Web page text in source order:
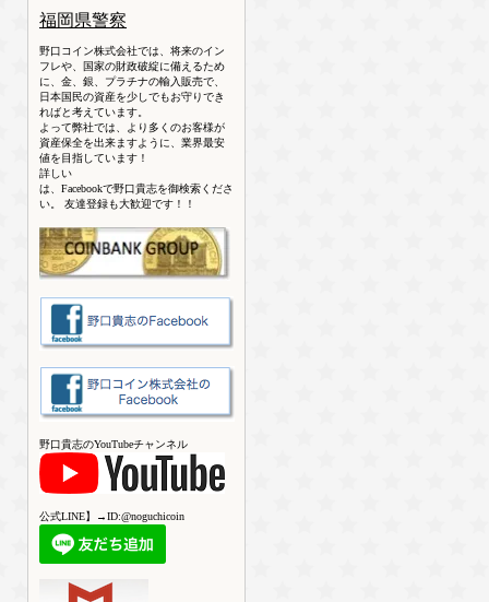
福岡県警察
野口コイン株式会社では、将来のイン
フレや、国家の財政破綻に備えるため
に、金、銀、プラチナの輸入販売で、
日本国民の資産を少しでもお守りでき
ればと考えています。
よって弊社では、より多くのお客様が
資産保全を出来ますように、業界最安
値を目指しています！
詳しい
は、Facebookで野口貴志を御検索くださ
い。 友達登録も大歓迎です！！
野口貴志のYouTubeチャンネル
公式LINE】→ID:@noguchicoin